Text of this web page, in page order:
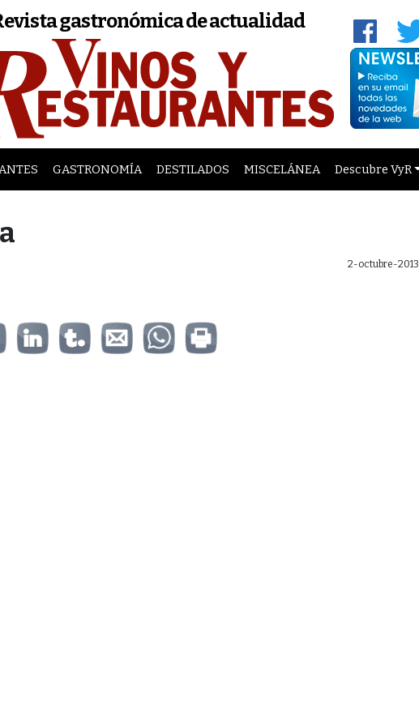
gastronómica de actualidad
GASTRONOMÍA DESTILADOS MISCELÁNEA Descubre VyR
2-octubre-2013